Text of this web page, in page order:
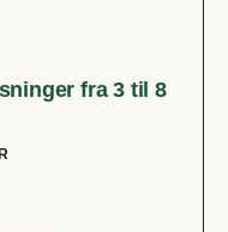
fra 3 til 8